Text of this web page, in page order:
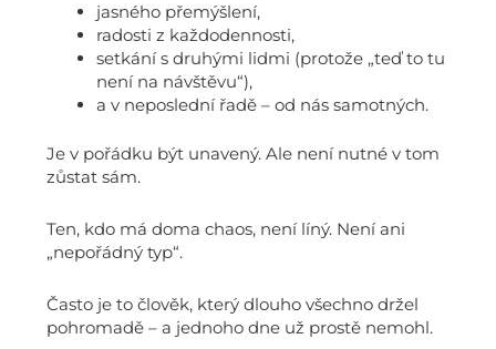
jasného přemýšlení,
radosti z každodennosti,
setkání s druhými lidmi (protože „teď to tu
není na návštěvu“),
a v neposlední řadě – od nás samotných.
Je v pořádku být unavený. Ale není nutné v tom
zůstat sám.
Ten, kdo má doma chaos, není líný. Není ani
„nepořádný typ“.
Často je to člověk, který dlouho všechno držel
pohromadě – a jednoho dne už prostě nemohl.